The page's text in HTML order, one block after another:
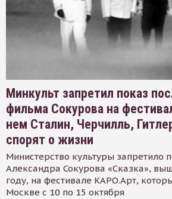
Минкульт запретил показ
фильма Сокурова на
нем Сталин, Черчилль,
спорят о жизни
Министерство культуры запретило
Александра Сокурова «Сказка»,
году, на фестивале КАРО.Арт,
Москве с 10 по 15 октября